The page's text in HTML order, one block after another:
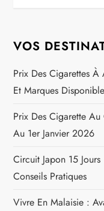
g
a
t
i
o
n
VOS
Prix Des Cigarettes
Et Marques
Prix Des Cigarette
Au 1er Janvier 2026
Circuit Japon 15
Conseils Pratiques
Vivre En Malaisie :